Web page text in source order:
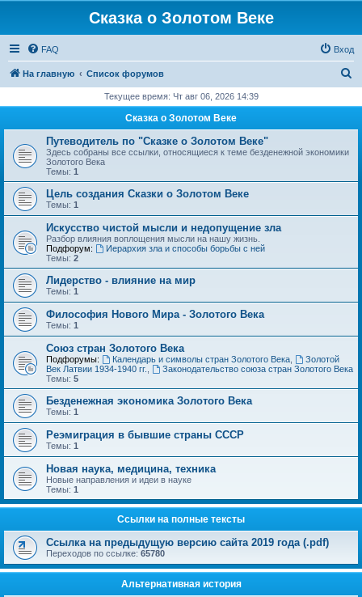
Сказка о Золотом Веке
FAQ Вход
На главную Список форумов
с
Текущее время: Чт авг 06, 2026 14:39
Сказка о Золотом Веке
Путеводитель по "Сказке о Золотом Веке"
Здесь собраны все ссылки, относящиеся к теме безденежной экономики
Золотого Века
Темы: 1
Цель создания Сказки о Золотом Веке
Темы: 1
Искусство чистой мысли и недопущение зла
Разбор влияния воплощения мысли на нашу жизнь.
Подфорум:
Иерархия зла и способы борьбы с ней
Темы: 2
Лидерство - влияние на мир
Темы: 1
Философия Нового Мира - Золотого Века
Темы: 1
Cоюз стран Золотого Века
Подфорумы: Календарь и символы стран Золотого Века,
Золотой
Век Латвии 1934-1940 гг.
Законодательство союза стран Золотого Века
Темы: 5
Безденежная экономика Золотого Века
Темы: 1
Реэмиграция в бывшие страны СССР
Темы: 1
Новая наука, медицина, техника
Новые направления и идеи в науке
Темы: 1
Ссылки на полные тексты
Ссылка на предыдущую версию сайта 2019 года (.pdf)
Переходов по ссылке: 65780
Альтернативная история